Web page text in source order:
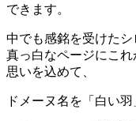
できます。
中でも感銘を受けたシ
真っ白なページにこ
思いを込めて、
ドメーヌ名を「白い